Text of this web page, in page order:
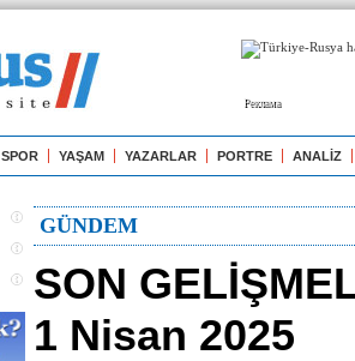
Реклама
SPOR YAŞAM YAZARLAR PORTRE ANALİZ
GÜNDEM
SON
1 Nisan 2025